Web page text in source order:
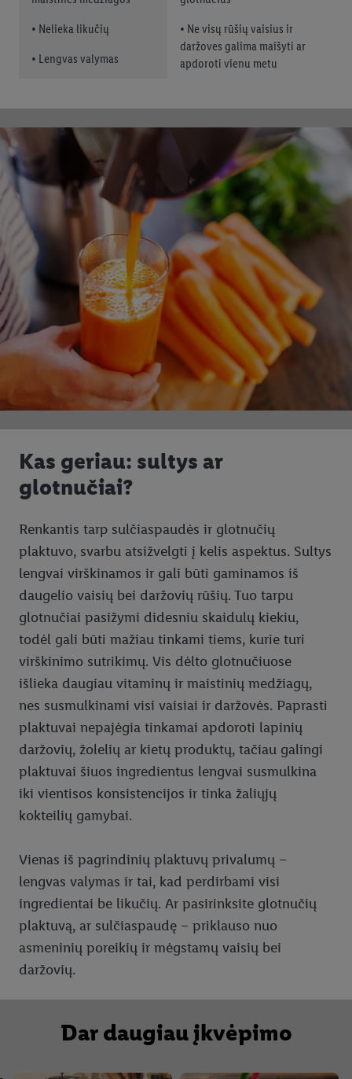
• Nelieka likučių
• Lengvas valymas
• Ne visų rūšių vaisius ir
daržoves galima maišyti ar
apdoroti vienu metu
Kas geriau: sultys ar
glotnučiai?
Renkantis tarp sulčiaspaudės ir glotnučių
plaktuvo, svarbu atsižvelgti į kelis aspektus. Sultys
lengvai virškinamos ir gali būti gaminamos iš
daugelio vaisių bei daržovių rūšių. Tuo tarpu
glotnučiai pasižymi didesniu skaidulų kiekiu,
todėl gali būti mažiau tinkami tiems, kurie turi
virškinimo sutrikimų. Vis dėlto glotnučiuose
išlieka daugiau vitaminų ir maistinių medžiagų,
nes susmulkinami visi vaisiai ir daržovės. Paprasti
plaktuvai nepajėgia tinkamai apdoroti lapinių
daržovių, žolelių ar kietų produktų, tačiau galingi
plaktuvai šiuos ingredientus lengvai susmulkina
iki vientisos konsistencijos ir tinka žaliųjų
kokteilių gamybai.
Vienas iš pagrindinių plaktuvų privalumų –
lengvas valymas ir tai, kad perdirbami visi
ingredientai be likučių. Ar pasirinksite glotnučių
plaktuvą, ar sulčiaspaudę – priklauso nuo
asmeninių poreikių ir mėgstamų vaisių bei
daržovių.
Dar daugiau įkvėpimo